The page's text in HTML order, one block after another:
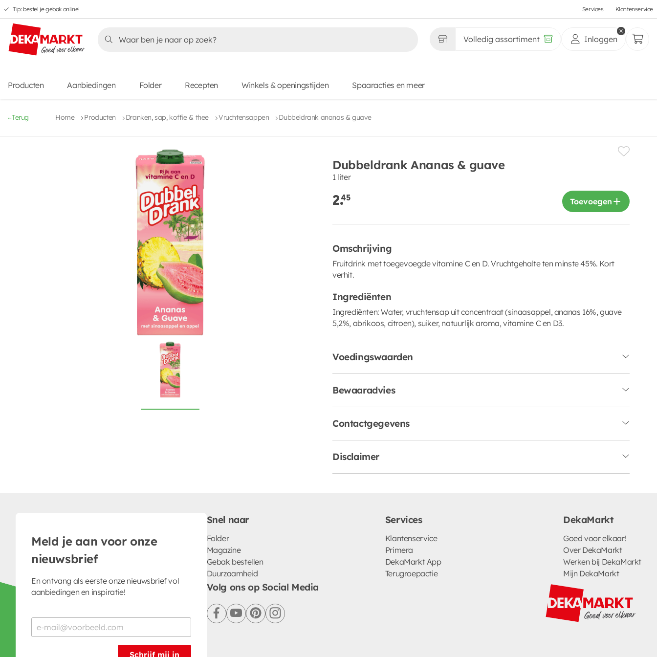
Overslaan
naar
hoofdnavigatie
Overslaan
naar
hoofdinhoud
Overslaan
naar
voettekstinhoud
Overslaan
naar
aanbiedingen
Tip: bestel je gebak online! Services Klantenservice
Volledig assortiment Inloggen
Producten Aanbiedingen Folder Recepten Winkels & openingstijden Spaaracties en meer
Terug Home Producten Dranken, sap, koffie & thee Vruchtensappen Dubbeldrank ananas & guave
Dubbeldrank Ananas & guave
1 liter
2.45 Toevoegen
Omschrijving
Fruitdrink met toegevoegde vitamine C en D. Vruchtgehalte ten minste 45%. Kort
verhit.
Ingrediënten
Ingrediënten: Water, vruchtensap uit concentraat (sinaasappel, ananas 16%, guave
5,2%, abrikoos, citroen), suiker, natuurlijk aroma, vitamine C en D3.
Voedingswaarden
Bewaaradvies
Contactgegevens
Disclaimer
Meld je aan voor onze
nieuwsbrief
En ontvang als eerste onze nieuwsbrief vol
aanbiedingen en inspiratie!
Schrijf mij in
Snel naar
Folder
Magazine
Gebak bestellen
Duurzaamheid
Services
Klantenservice
Primera
DekaMarkt App
Terugroepactie
DekaMarkt
Goed voor elkaar!
Over DekaMarkt
Werken bij DekaMarkt
Mijn DekaMarkt
Volg ons op Social Media
facebookyoutubepinterestinstagram